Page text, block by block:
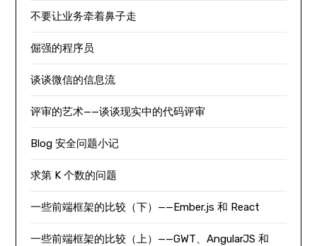
不要让业务牵着鼻子走
倔强的程序员
谈谈微信的信息流
评审的艺术——谈谈现实中的代码评审
Blog 安全问题小记
求第 K 个数的问题
一些前端框架的比较（下）——Ember.js 和 React
一些前端框架的比较（上）——GWT、AngularJS 和